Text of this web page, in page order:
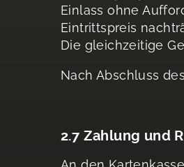
Einlass ohne
Eintrittspreis
Die gleichzeitige
Nach Abschluss
2.7 Zahlung und